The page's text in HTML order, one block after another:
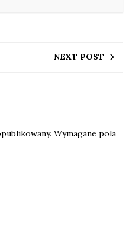
NEXT POST
Wymagane pola